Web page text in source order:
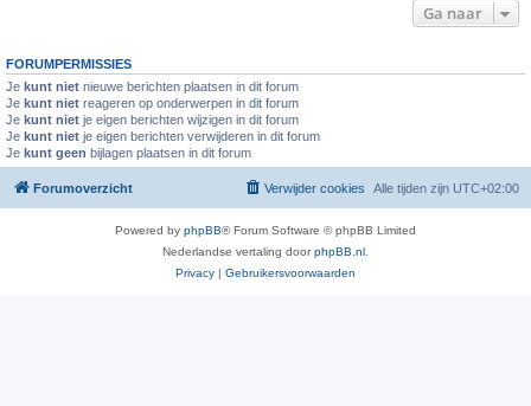
Ga naar
FORUMPERMISSIES
Je kunt niet nieuwe berichten plaatsen in dit forum
Je kunt niet reageren op onderwerpen in dit forum
Je kunt niet je eigen berichten wijzigen in dit forum
Je kunt niet je eigen berichten verwijderen in dit forum
Je kunt geen bijlagen plaatsen in dit forum
Forumoverzicht Alle tijden zijn UTC+02:00
Verwijder cookies
Powered by phpBB® Forum Software © phpBB Limited
Nederlandse vertaling doorphpBB.nl
Privacy | Gebruikersvoorwaarden